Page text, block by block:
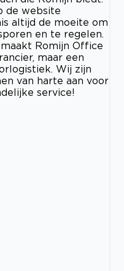
de website
altijd de moeite om
en te regelen.
Romijn Office
maar een
Wij zijn
van harte aan voor
service!